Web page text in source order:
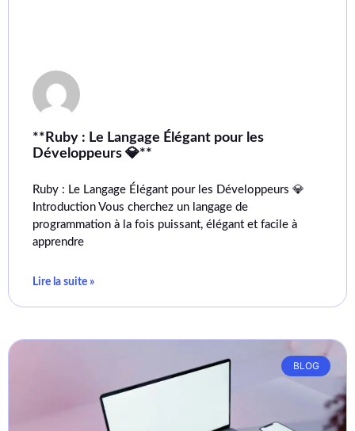
**Ruby : Le Langage Élégant pour les
Développeurs 💎**
Ruby : Le Langage Élégant pour les Développeurs 💎
Introduction Vous cherchez un langage de
programmation à la fois puissant, élégant et facile à
apprendre
Lire la suite »
BLOG